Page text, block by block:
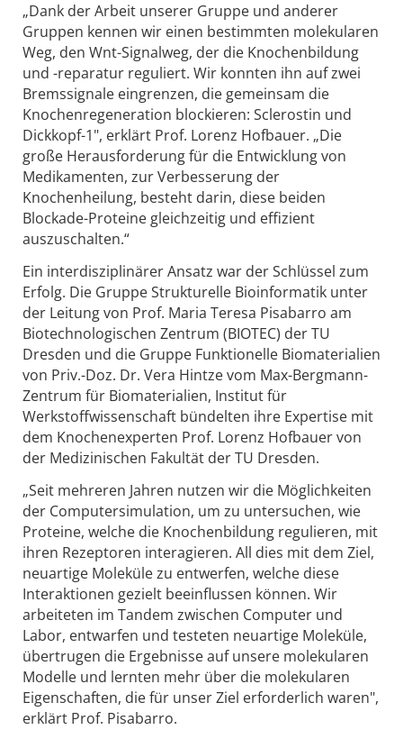
„Dank der Arbeit unserer Gruppe und anderer
Gruppen kennen wir einen bestimmten molekularen
Weg, den Wnt-Signalweg, der die Knochenbildung
und -reparatur reguliert. Wir konnten ihn auf zwei
Bremssignale eingrenzen, die gemeinsam die
Knochenregeneration blockieren: Sclerostin und
Dickkopf-1", erklärt Prof. Lorenz Hofbauer. „Die
große Herausforderung für die Entwicklung von
Medikamenten, zur Verbesserung der
Knochenheilung, besteht darin, diese beiden
Blockade-Proteine gleichzeitig und effizient
auszuschalten.“
Ein interdisziplinärer Ansatz war der Schlüssel zum
Erfolg. Die Gruppe Strukturelle Bioinformatik unter
der Leitung von Prof. Maria Teresa Pisabarro am
Biotechnologischen Zentrum (BIOTEC) der TU
Dresden und die Gruppe Funktionelle Biomaterialien
von Priv.-Doz. Dr. Vera Hintze vom Max-Bergmann-
Zentrum für Biomaterialien, Institut für
Werkstoffwissenschaft bündelten ihre Expertise mit
dem Knochenexperten Prof. Lorenz Hofbauer von
der Medizinischen Fakultät der TU Dresden.
„Seit mehreren Jahren nutzen wir die Möglichkeiten
der Computersimulation, um zu untersuchen, wie
Proteine, welche die Knochenbildung regulieren, mit
ihren Rezeptoren interagieren. All dies mit dem Ziel,
neuartige Moleküle zu entwerfen, welche diese
Interaktionen gezielt beeinflussen können. Wir
arbeiteten im Tandem zwischen Computer und
Labor, entwarfen und testeten neuartige Moleküle,
übertrugen die Ergebnisse auf unsere molekularen
Modelle und lernten mehr über die molekularen
Eigenschaften, die für unser Ziel erforderlich waren",
erklärt Prof. Pisabarro.